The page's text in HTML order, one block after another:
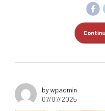
by wpadmin
07/07/2025